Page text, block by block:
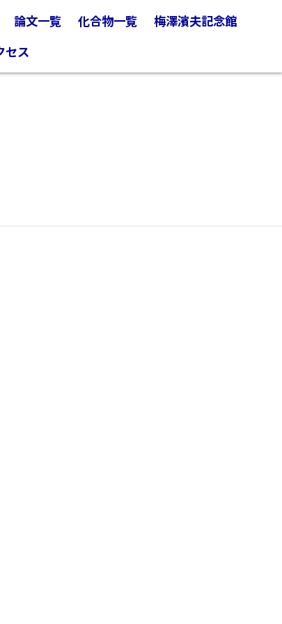
論文一覧 化合物一覧
梅澤濱夫記念館
セス